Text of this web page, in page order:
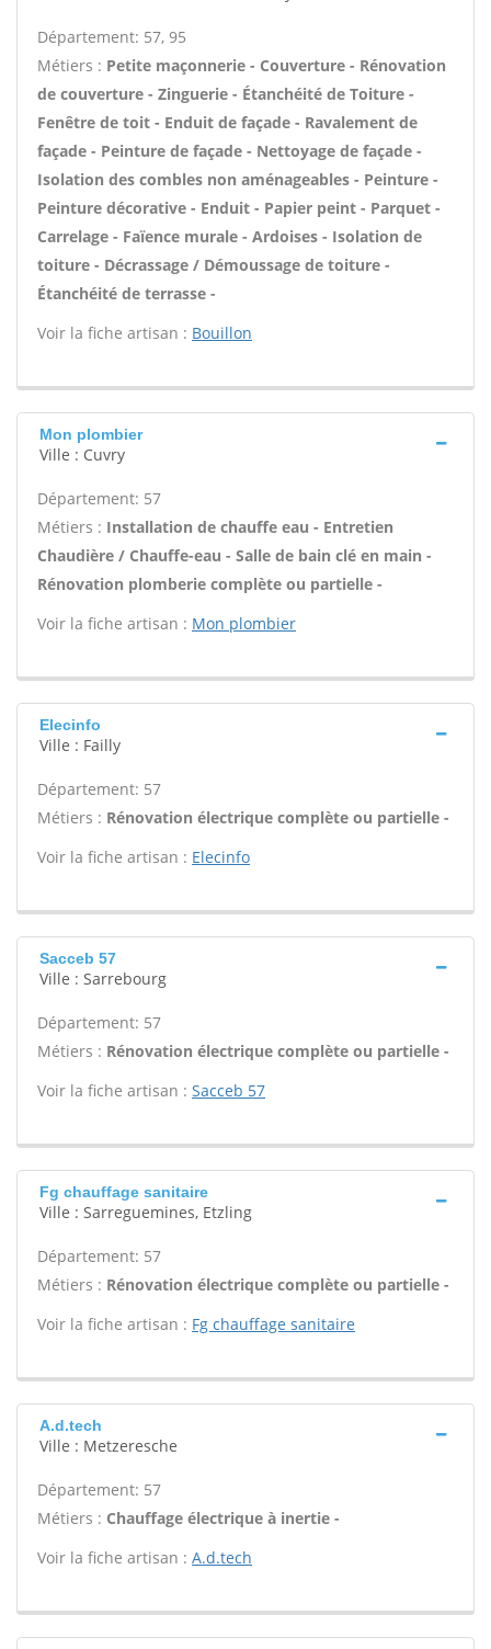
Département: 57, 95
Métiers : Petite maçonnerie - Couverture - Rénovation
de couverture - Zinguerie - Étanchéité de Toiture -
Fenêtre de toit - Enduit de façade - Ravalement de
façade - Peinture de façade - Nettoyage de façade -
Isolation des combles non aménageables - Peinture -
Peinture décorative - Enduit - Papier peint - Parquet -
Carrelage - Faïence murale - Ardoises - Isolation de
toiture - Décrassage / Démoussage de toiture -
Étanchéité de terrasse -
Voir la fiche artisan : Bouillon
Mon plombier
Ville : Cuvry
Département: 57
Métiers : Installation de chauffe eau - Entretien
Chaudière / Chauffe-eau - Salle de bain clé en main -
Rénovation plomberie complète ou partielle -
Voir la fiche artisan : Mon plombier
Elecinfo
Ville : Failly
Département: 57
Métiers : Rénovation électrique complète ou partielle -
Voir la fiche artisan : Elecinfo
Sacceb 57
Ville : Sarrebourg
Département: 57
Métiers : Rénovation électrique complète ou partielle -
Voir la fiche artisan : Sacceb 57
Fg chauffage sanitaire
Ville : Sarreguemines, Etzling
Département: 57
Métiers : Rénovation électrique complète ou partielle -
Voir la fiche artisan : Fg chauffage sanitaire
A.d.tech
Ville : Metzeresche
Département: 57
Métiers : Chauffage électrique à inertie -
Voir la fiche artisan : A.d.tech